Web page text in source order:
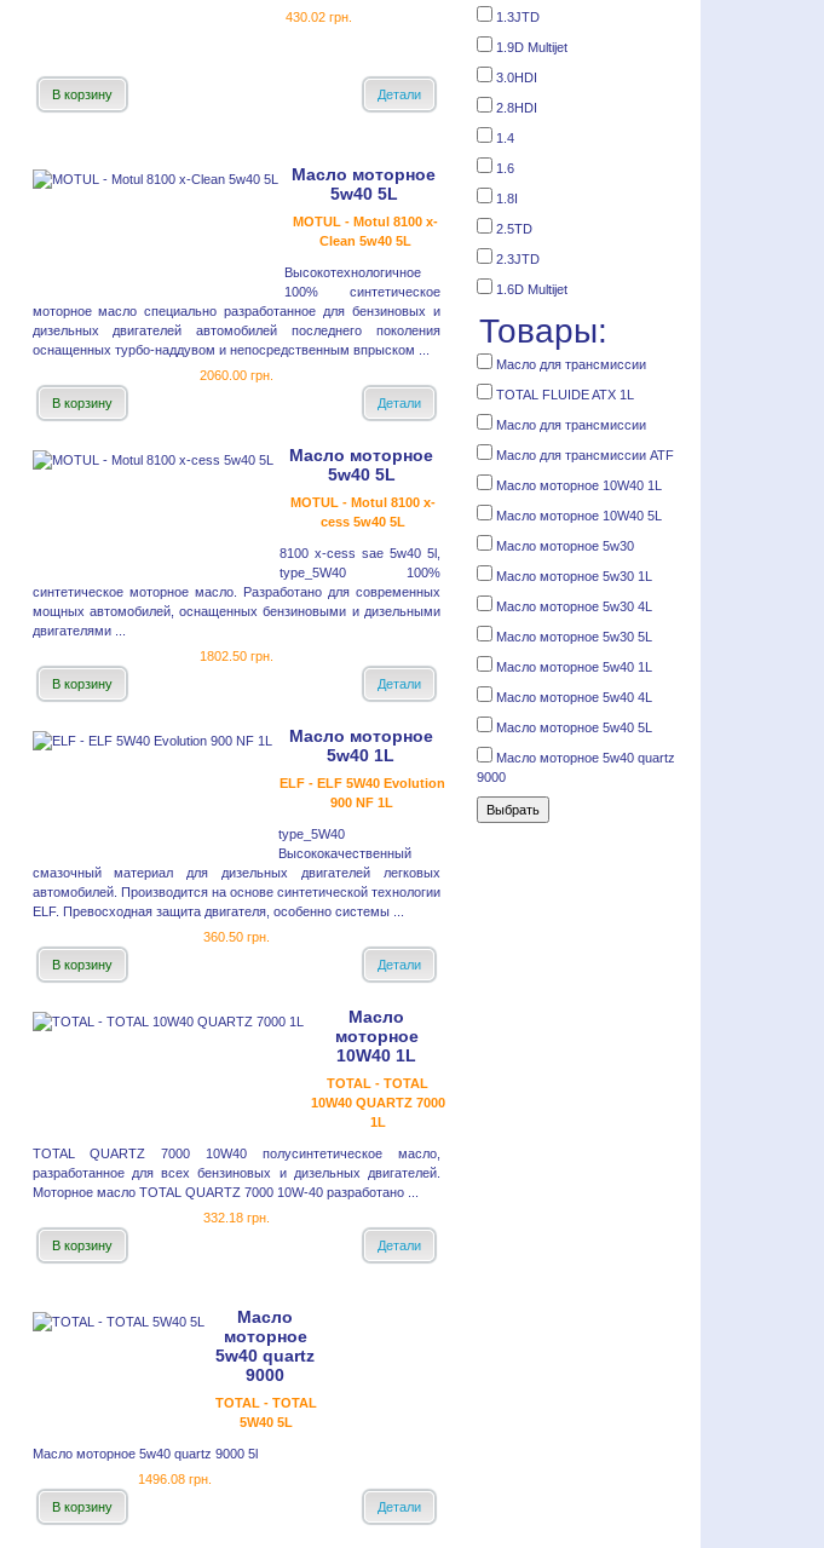
430.02 грн.
В корзину Детали
Масло моторное
5w40 5L
MOTUL - Motul 8100 x-
Clean 5w40 5L
Высокотехнологичное
100% синтетическое
моторное масло специально разработанное для бензиновых и
дизельных двигателей автомобилей последнего поколения
оснащенных турбо-наддувом и непосредственным впрыском ...
2060.00 грн.
В корзину
Детали
Масло моторное
5w40 5L
MOTUL - Motul 8100 x-
cess 5w40 5L
8100 x-cess sae 5w40 5l,
type_5W40 100%
синтетическое моторное масло. Разработано для современных
мощных автомобилей, оснащенных бензиновыми и дизельными
двигателями ...
1802.50 грн.
В корзину
Детали
Масло моторное
5w40 1L
ELF - ELF 5W40 Evolution
900 NF 1L
type_5W40
Высококачественный
смазочный материал для дизельных двигателей легковых
автомобилей. Производится на основе синтетической технологии
ELF. Превосходная защита двигателя, особенно системы ...
360.50 грн.
В корзину
Детали
Масло
моторное
10W40 1L
TOTAL - TOTAL
10W40 QUARTZ 7000
1L
TOTAL QUARTZ 7000 10W40 полусинтетическое масло,
разработанное для всех бензиновых и дизельных двигателей.
Моторное масло TOTAL QUARTZ 7000 10W-40 разработано ...
332.18 грн.
В корзину
Детали
Масло
моторное
5w40 quartz
9000
TOTAL - TOTAL
5W40 5L
Масло моторное 5w40 quartz 9000 5l
1496.08 грн.
В корзину
Детали
1.3JTD
1.9D Multijet
3.0HDI
2.8HDI
1.4
1.6
1.8I
2.5TD
2.3JTD
1.6D Multijet
Товары:
Масло для трансмиссии
TOTAL FLUIDE ATX 1L
Масло для трансмиссии
Масло для трансмиссии ATF
Масло моторное 10W40 1L
Масло моторное 10W40 5L
Масло моторное 5w30
Масло моторное 5w30 1L
Масло моторное 5w30 4L
Масло моторное 5w30 5L
Масло моторное 5w40 1L
Масло моторное 5w40 4L
Масло моторное 5w40 5L
Масло моторное 5w40 quartz
9000